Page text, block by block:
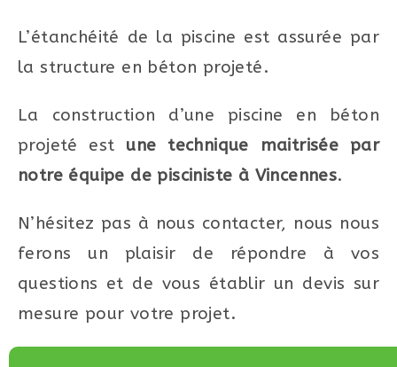
L’étanchéité de la piscine est assurée par
la structure en béton projeté.
La construction d’une piscine en béton
projeté est une technique maitrisée par
notre équipe de pisciniste à Vincennes.
N’hésitez pas à nous contacter, nous nous
ferons un plaisir de répondre à vos
questions et de vous établir un devis sur
mesure pour votre projet.